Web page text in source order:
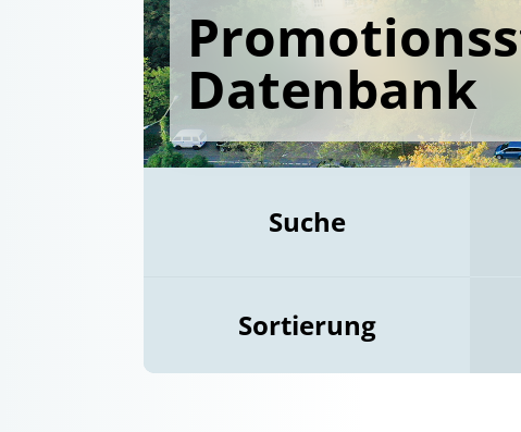
Datenbank
Suche
Sortierung